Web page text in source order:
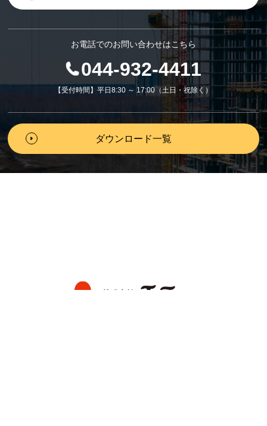
お電話でのお問い合わせはこちら
044-932-4411
【受付時間】平日8:30 ～ 17:00（土日・祝除く）
ダウンロード一覧